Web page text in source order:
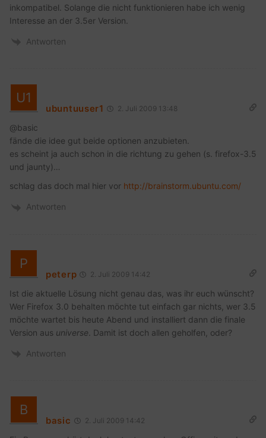
inkompatibel. Solange die nicht funktionieren habe ich wenig
Interesse an der 3.5er Version.
Antworten
ubuntuuser1 2. Juli 2009 13:48
@basic
fände die idee gut beide optionen anzubieten.
es scheint ja auch schon in die richtung zu gehen (s. firefox-3.5
und jaunty)…
schlag das doch mal hier vor http://brainstorm.ubuntu.com/
Antworten
peterp 2. Juli 2009 14:42
Ist die aktuelle Lösung nicht genau das, was ihr euch wünscht?
Wer Firefox 3.0 behalten möchte tut einfach gar nichts, wer 3.5
möchte wartet bis heute Abend und installiert dann die finale
Version aus universe . Damit ist doch allen geholfen, oder?
Antworten
basic 2. Juli 2009 14:42